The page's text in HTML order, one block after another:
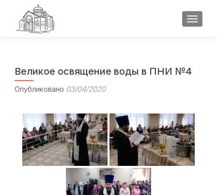
Великое освящение воды в ПНИ №4
Опубликовано 03/04/2020